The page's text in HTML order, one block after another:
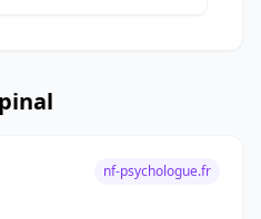
nf-psychologue.fr